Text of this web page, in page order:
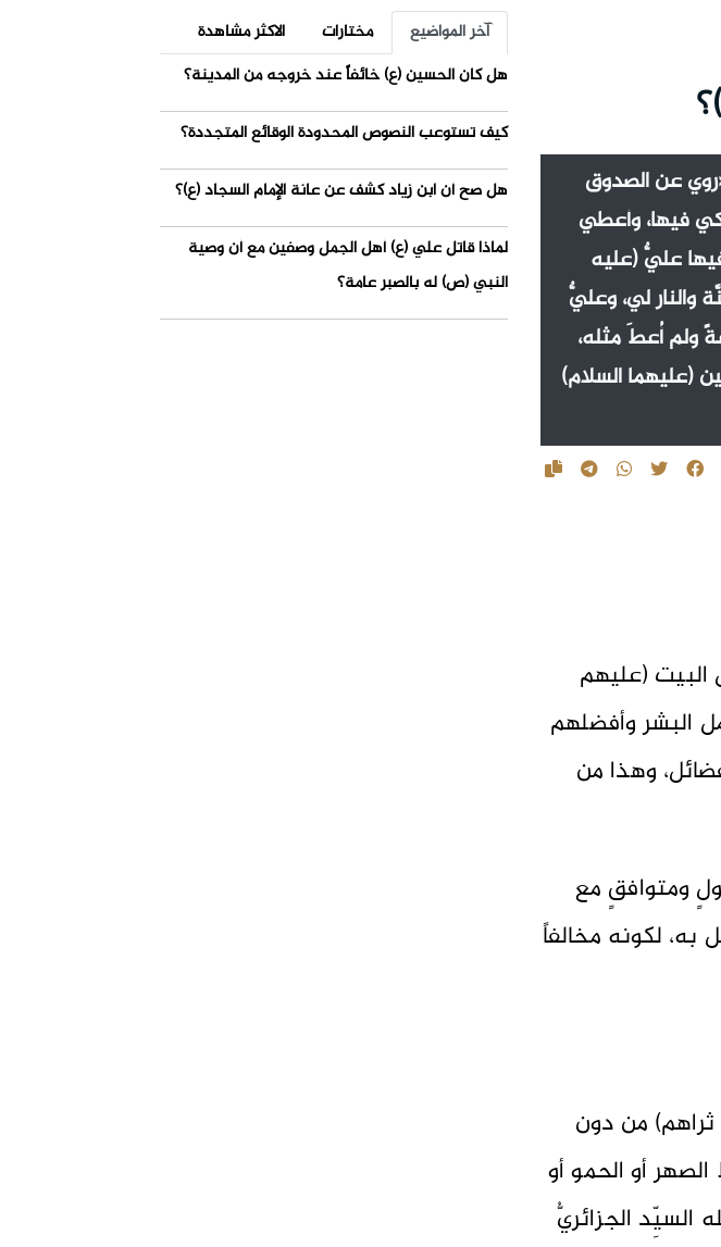
عن الصدوق
فيها، وأعطي
عليٌّ (عليه
والنار لي، وعليٌّ
ولم أُعطَ مثله،
(عليهما السلام)
البيت (عليهم
البشر وأفضلهم
وهذا من
ومتوافقٍ مع
به، لكونه مخالفاً
ثراهم) من دون
أو الحمو أو
السيِّد الجزائريُّ
آخر المواضيع مختارات
الاكثر مشاهدة
هل كان الحسين (ع) خائفاً عند خروجه من المدينة؟
كيف تستوعب النصوص المحدودة الوقائع المتجددة؟
هل صح أن ابن زياد كشف عن عانة الإمام السجاد (ع)؟
لماذا قاتل علي (ع) أهل الجمل وصفين مع أن وصية
النبي (ص) له بالصبر عامة؟